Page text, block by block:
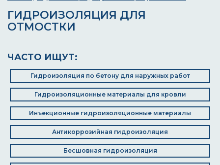
ГИДРОИЗОЛЯЦИЯ ДЛЯ
ОТМОСТКИ
ЧАСТО ИЩУТ:
Гидроизоляция по бетону для наружных работ
Гидроизоляционные материалы для кровли
Инъекционные гидроизоляционные материалы
Антикоррозийная гидроизоляция
Бесшовная гидроизоляция